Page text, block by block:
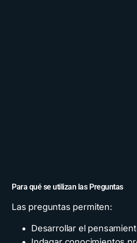
Para qué se utilizan las Preguntas
Las preguntas permiten:
Desarrollar el